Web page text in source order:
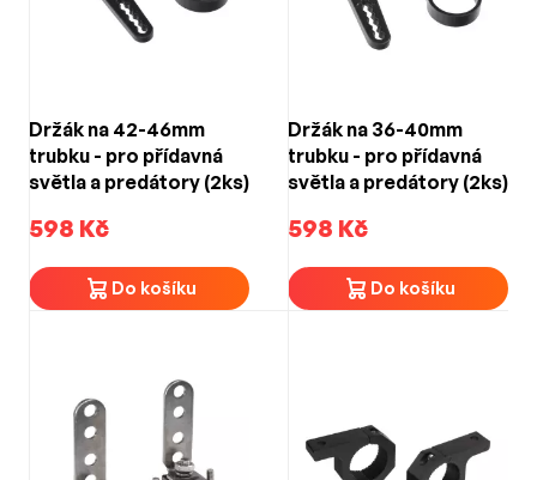
Držák na 42-46mm
trubku - pro přídavná
světla a predátory (2ks)
598 Kč
Do košíku
Držák na 36-40mm
trubku - pro přídavná
světla a predátory (2ks)
598 Kč
Do košíku